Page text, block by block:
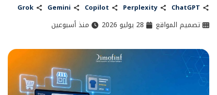
ChatGPT
Perplexity
Copilot
Gemini
Grok
تصميم المواقع 28 يوليو 2026 منذ أسبوعين